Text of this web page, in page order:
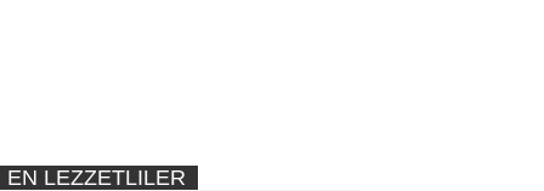
EN LEZZETLILER